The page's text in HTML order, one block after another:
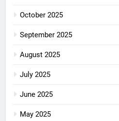
October 2025
September 2025
August 2025
July 2025
June 2025
May 2025